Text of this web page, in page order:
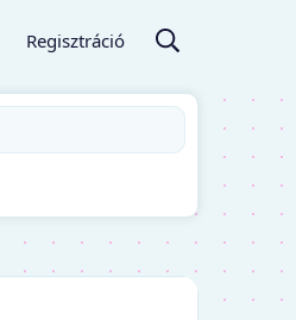
Regisztráció